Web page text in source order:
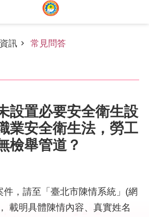
訊 常見問答
設置必要安全衛生設
業安全衛生法，勞工
檢舉管道？
件，請至「臺北市陳情系統」(網
載明具體陳情內容、真實姓名